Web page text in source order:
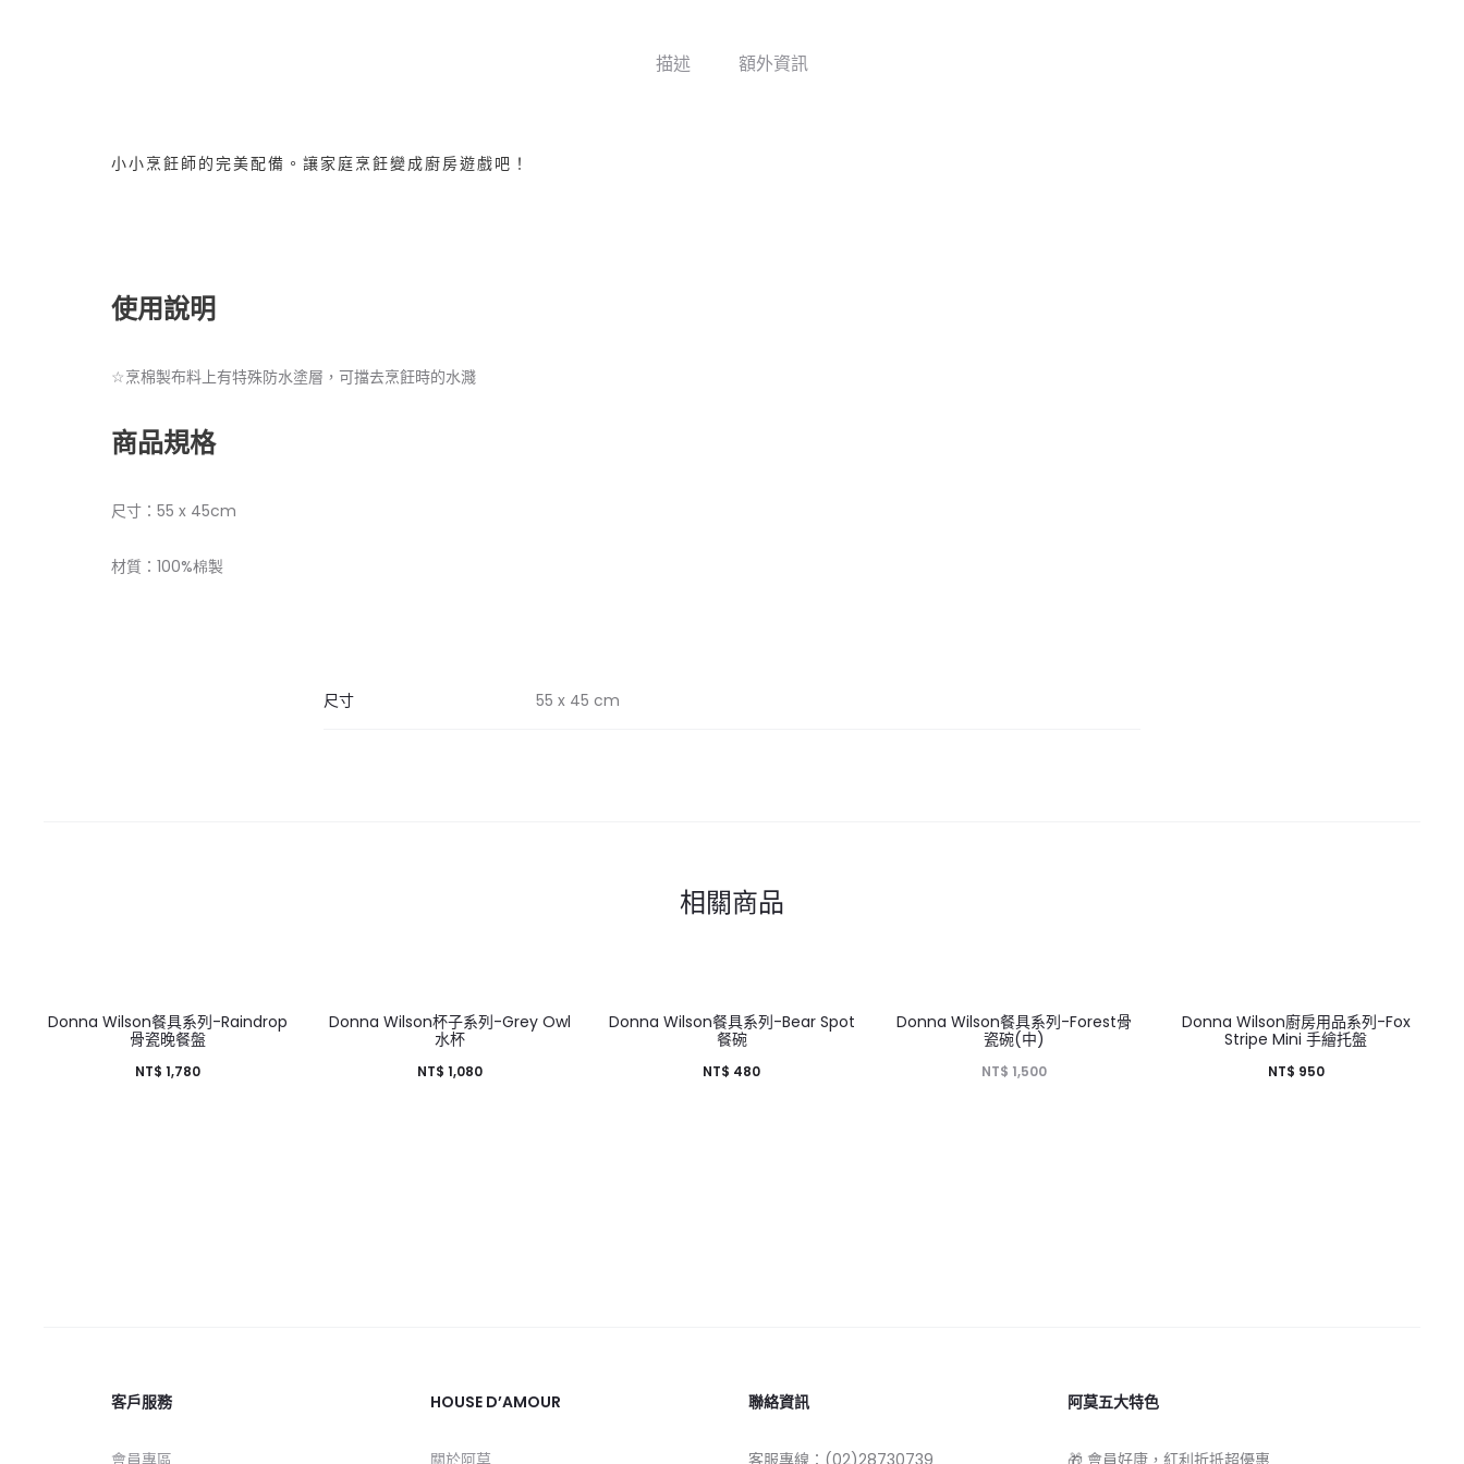
描述 額外資訊
小小烹飪師的完美配備。讓家庭烹飪變成廚房遊戲吧！
使用說明
☆烹棉製布料上有特殊防水塗層，可擋去烹飪時的水濺
商品規格
尺寸：55 x 45cm
材質： 100%棉製
尺寸 55 x 45 cm
相關商品
Donna Wilson餐具系列-Raindrop
骨瓷晚餐盤
NT$ 1,780
HOT
Donna Wilson杯子系列-Grey Owl
水杯
NT$ 1,080
Donna Wilson餐具系列-Bear Spot
餐碗
NT$ 480
Donna Wilson餐具系列-Forest骨
瓷碗(中)
NT$ 1,500
Donna Wilson廚房用品系列-Fox
Stripe Mini 手繪托盤
NT$ 950
客戶服務
會員專區
HOUSE D’AMOUR
關於阿莫
聯絡資訊
客服專線：(02)28730739
阿莫五大特色
🎁 會員好康，紅利折抵超優惠